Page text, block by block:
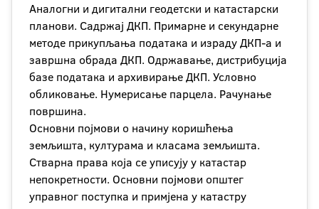
Аналогни и дигитални геодетски и катастарски
планови. Садржај ДКП. Примарне и секундарне
методе прикупљања података и израду ДКП-а и
завршна обрада ДКП. Одржавање, дистрибуција
базе података и архивирање ДКП. Условно
обликовање. Нумерисање парцела. Рачунање
површина.
Основни појмови о начину коришћења
земљишта, културама и класама земљишта.
Стварна права која се уписују у катастар
непокретности. Основни појмови општег
управног поступка и примјена у катастру